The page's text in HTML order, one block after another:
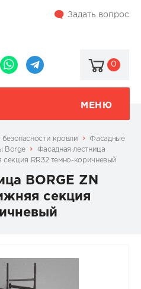
Задать вопрос
0
МЕНЮ
кровли
Фасадные
Borge
Фасадная лестница
секция RR32 темно-коричневый
BORGE ZN
секция